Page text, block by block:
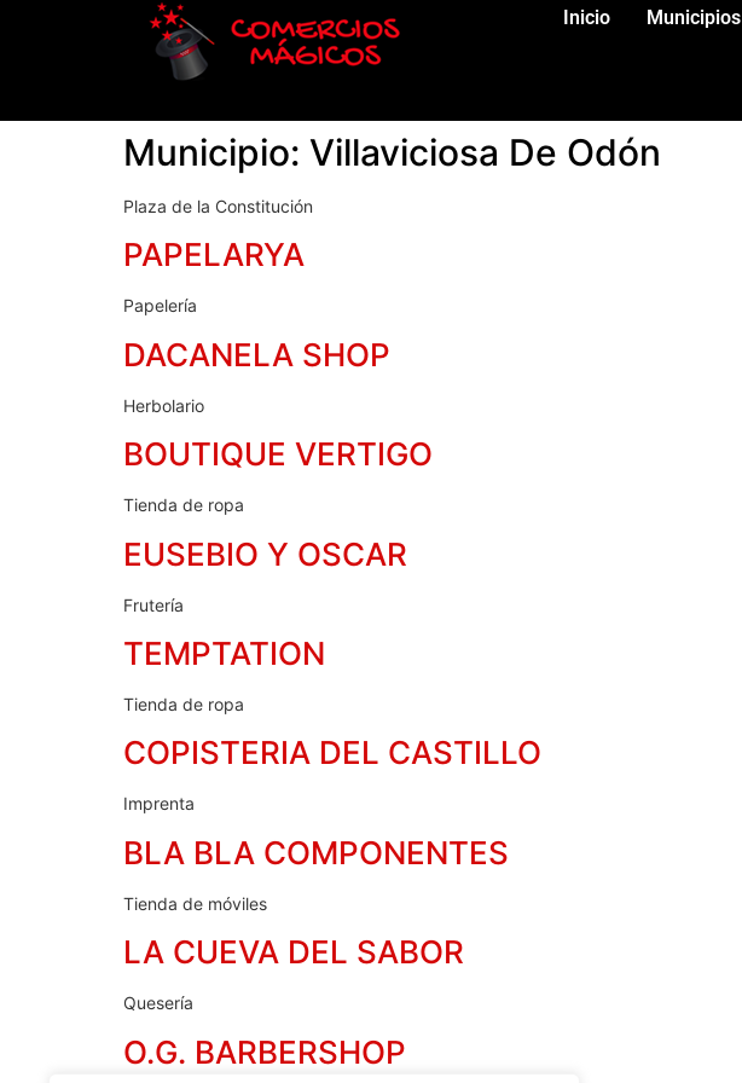
Inicio Municipios
Municipio: Villaviciosa De Odón
Plaza de la Constitución
PAPELARYA
Papelería
DACANELA SHOP
Herbolario
BOUTIQUE VERTIGO
Tienda de ropa
EUSEBIO Y OSCAR
Frutería
TEMPTATION
Tienda de ropa
COPISTERIA DEL CASTILLO
Imprenta
BLA BLA COMPONENTES
Tienda de móviles
LA CUEVA DEL SABOR
Quesería
O.G. BARBERSHOP